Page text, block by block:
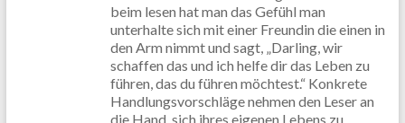
beim lesen hat man das Gefühl man
unterhalte sich mit einer Freundin die einen in
den Arm nimmt und sagt, „Darling, wir
schaffen das und ich helfe dir das Leben zu
führen, das du führen möchtest.“ Konkrete
Handlungsvorschläge nehmen den Leser an
die Hand, sich ihres eigenen Lebens zu